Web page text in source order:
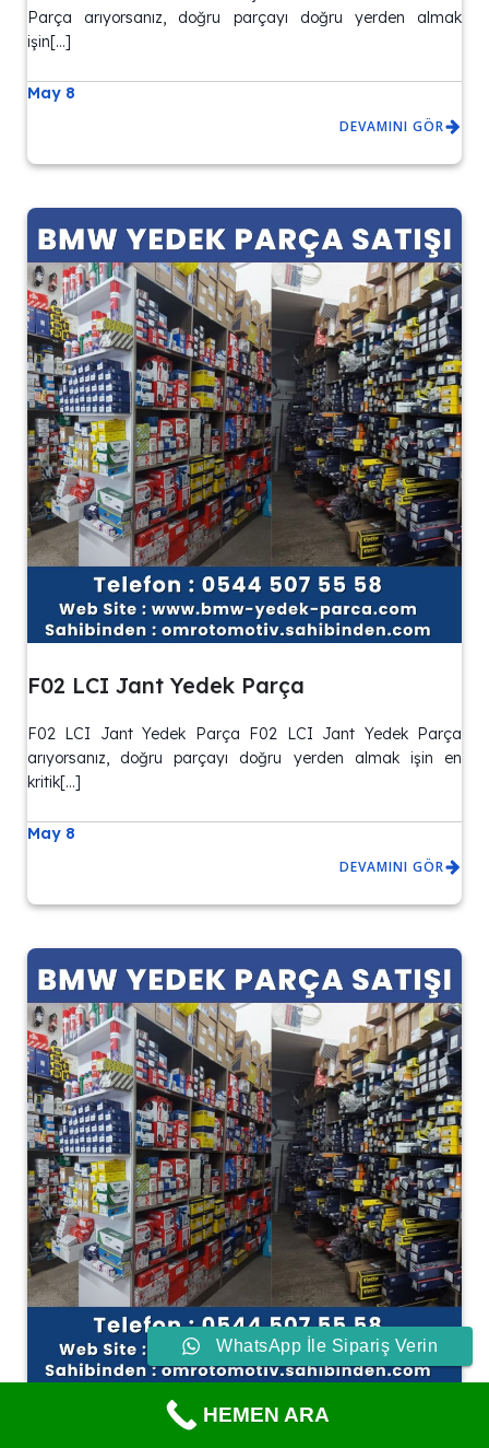
Parça arıyorsanız, doğru parçayı doğru yerden almak
işin[…]
May 8
DEVAMINI GÖR
F02 LCI Jant Yedek Parça
F02 LCI Jant Yedek Parça F02 LCI Jant Yedek Parça
arıyorsanız, doğru parçayı doğru yerden almak işin en
kritik[…]
May 8
DEVAMINI GÖR
F04 Hybrid Far Yedek Parça
WhatsApp İle Sipariş Verin
HEMEN ARA